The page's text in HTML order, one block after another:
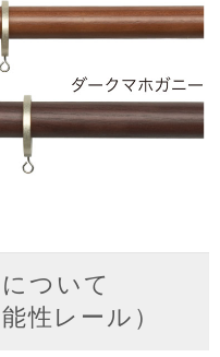
ついて
性レール）